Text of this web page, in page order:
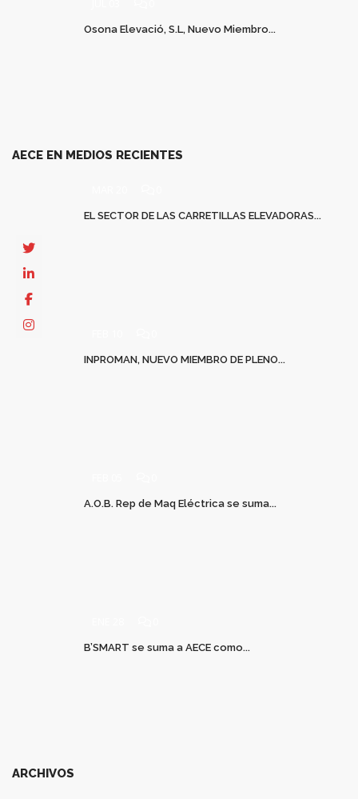
Osona Elevació, S.L, Nuevo Miembro...
AECE EN MEDIOS RECIENTES
EL SECTOR DE LAS CARRETILLAS ELEVADORAS...
INPROMAN, NUEVO MIEMBRO DE PLENO...
A.O.B. Rep de Maq Eléctrica se suma...
B’SMART se suma a AECE como...
ARCHIVOS